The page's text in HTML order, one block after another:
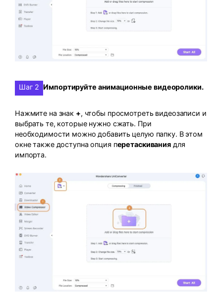
Шаг 2 Импортируйте анимационные видеоролики.
Нажмите на знак +, чтобы просмотреть видеозаписи и
выбрать те, которые нужно сжать. При
необходимости можно добавить целую папку. В этом
окне также доступна опция перетаскиваниядля
импорта.